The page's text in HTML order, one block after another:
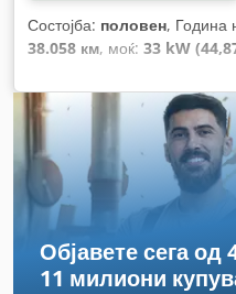
Состојба: половен, Година
38.058 км, моќ: 33 kW
,
гориво:дизел, боја:
03/2027
, тип на пренос:
товарниот простор:1 m³,
1.160 мм
, должина на
на просторот за товарење:
Опрема:
клима уред,
Објавете сега од
11 милиони